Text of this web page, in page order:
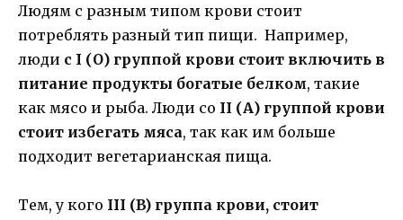
Людям с разным типом крови стоит
потреблять разный тип пищи. Например,
люди с I (О) группой крови стоит включить в
питание продукты богатые белком, такие
как мясо и рыба. Люди со II (А) группой крови
стоит избегать мяса, так как им больше
подходит вегетарианская пища.
Тем, у кого III (B) группа крови, стоит